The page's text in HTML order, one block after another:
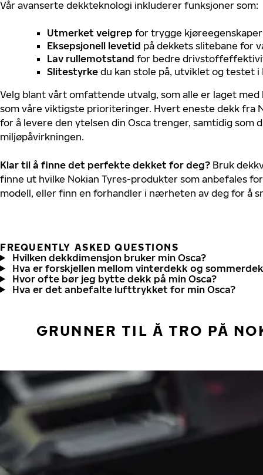
Vår avanserte dekkteknologi inkluderer funksjoner som:
Utmerket veigrep for trygge
Eksepsjonell levetid på dekkets slitebane for
Lav rullemotstand for bedre
Slitestyrke du kan stole på, utviklet og testet i
Velg blant vårt omfattende utvalg, som alle er laget
som våre viktigste prioriteringer. Hvert eneste dekk fra
for å levere den ytelsen din Osca trenger, samtidig som
miljøpåvirkningen.
Klar til å finne det perfekte dekket for deg? Bruk
finne ut hvilke Nokian Tyres-produkter som anbefales
modell, eller finn en forhandler i nærheten av deg for å
FREQUENTLY ASKED QUESTIONS
Hvilken dekkdimensjon bruker min Osca?
Hva er forskjellen mellom vinterdekk og
Hvor ofte bør jeg bytte dekk på min Osca?
Hva er det anbefalte lufttrykket for min Osca?
GRUNNER TIL Å TRO PÅ